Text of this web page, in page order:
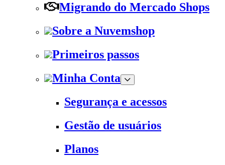
Migrando do Mercado Shops
Sobre a Nuvemshop
Primeiros passos
Minha Conta
Segurança e acessos
Gestão de usuários
Planos